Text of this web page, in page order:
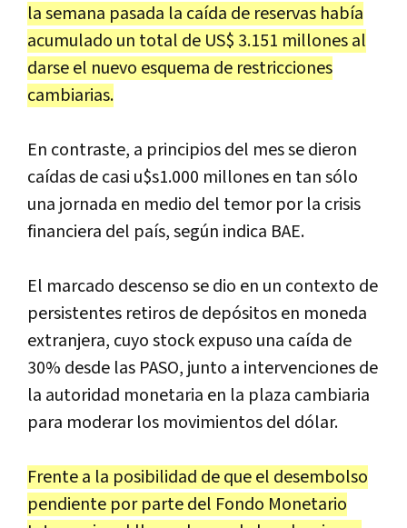
la semana pasada la caída de reservas había
acumulado un total de US$ 3.151 millones al
darse el nuevo esquema de restricciones
cambiarias.
En contraste, a principios del mes se dieron
caídas de casi u$s1.000 millones en tan sólo
una jornada en medio del temor por la crisis
financiera del país, según indica BAE.
El marcado descenso se dio en un contexto de
persistentes retiros de depósitos en moneda
extranjera, cuyo stock expuso una caída de
30% desde las PASO, junto a intervenciones de
la autoridad monetaria en la plaza cambiaria
para moderar los movimientos del dólar.
Frente a la posibilidad de que el desembolso
pendiente por parte del Fondo Monetario